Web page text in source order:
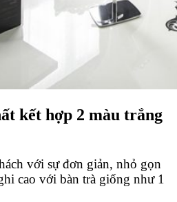
kết hợp 2 màu trắng
với sự đơn giản, nhỏ gọn
cao với bàn trà giống như 1